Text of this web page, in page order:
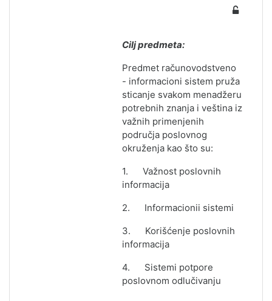
Cilj predmeta:
Predmet računovodstveno
- informacioni sistem pruža
sticanje svakom menadžeru
potrebnih znanja i veština iz
važnih primenjenih
područja poslovnog
okruženja kao što su:
1. Važnost poslovnih
informacija
2. Informacionii sistemi
3. Korišćenje poslovnih
informacija
4. Sistemi potpore
poslovnom odlučivanju